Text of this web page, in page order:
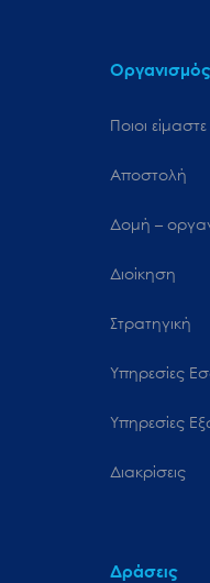
Οργανισμός
Ποιοι είμαστε
Αποστολή
Δομή –
Διοίκηση
Στρατηγική
Υπηρεσίες
Υπηρεσίες
Διακρίσεις
Δράσεις